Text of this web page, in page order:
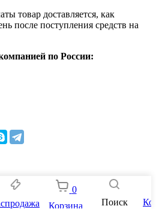
товар доставляется, как
после поступления средств на
по России:
0
Корзина
Поиск